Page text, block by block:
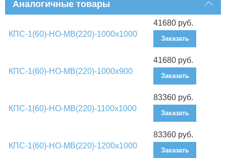
Аналогичные товары
КПС-1(60)-НО-МВ(220)-1000х1000
41680 руб.
Заказать
КПС-1(60)-НО-МВ(220)-1000х900
41680 руб.
Заказать
КПС-1(60)-НО-МВ(220)-1100х1000
83360 руб.
Заказать
КПС-1(60)-НО-МВ(220)-1200х1000
83360 руб.
Заказать